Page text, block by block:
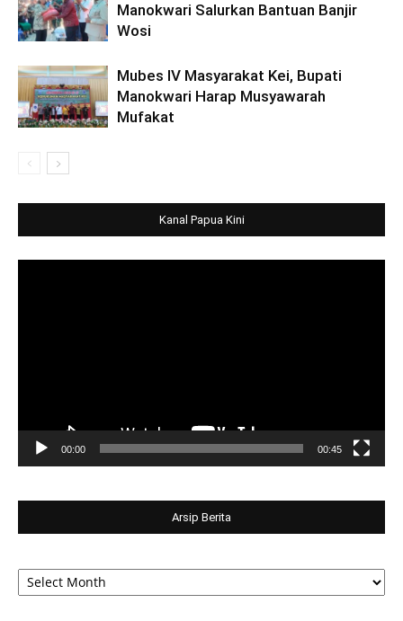
Manokwari Salurkan Bantuan Banjir
Wosi
Mubes IV Masyarakat Kei, Bupati
Manokwari Harap Musyawarah
Mufakat
Kanal Papua Kini
00:00 00:45
Arsip Berita
Arsip
Berita